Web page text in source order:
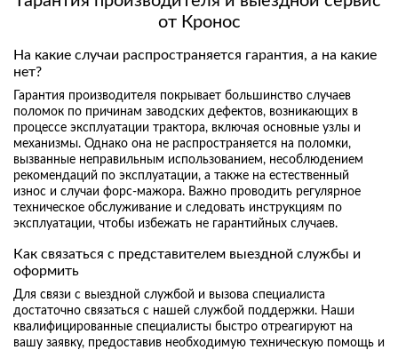
от Кронос
На какие случаи распространяется гарантия, а на какие
нет?
Гарантия производителя покрывает большинство случаев
поломок по причинам заводских дефектов, возникающих в
процессе эксплуатации трактора, включая основные узлы и
механизмы. Однако она не распространяется на поломки,
вызванные неправильным использованием, несоблюдением
рекомендаций по эксплуатации, а также на естественный
износ и случаи форс-мажора. Важно проводить регулярное
техническое обслуживание и следовать инструкциям по
эксплуатации, чтобы избежать не гарантийных случаев.
Как связаться с представителем выездной службы и
оформить
Для связи с выездной службой и вызова специалиста
достаточно связаться с нашей службой поддержки. Наши
квалифицированные специалисты быстро отреагируют на
вашу заявку, предоставив необходимую техническую помощь и